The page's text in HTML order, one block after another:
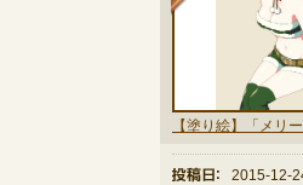
投稿日：
2015-12-